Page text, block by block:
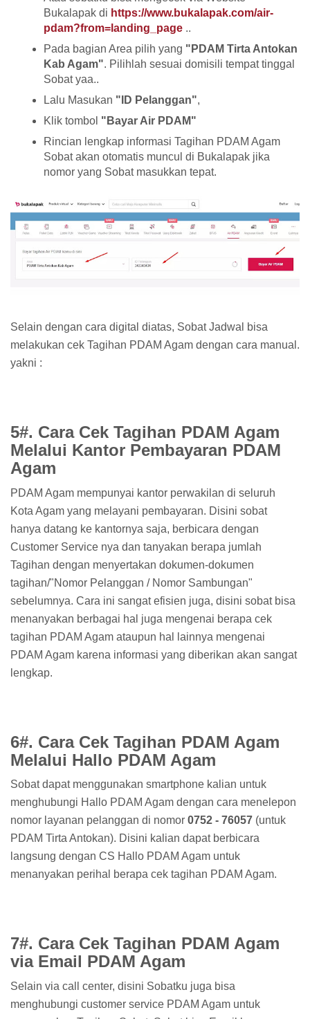
Bukalapak di https://www.bukalapak.com/air-
pdam?from=landing_page ..
Pada bagian Area pilih yang "PDAM Tirta Antokan
Kab Agam". Pilihlah sesuai domisili tempat tinggal
Sobat yaa..
Lalu Masukan "ID Pelanggan",
Klik tombol "Bayar Air PDAM"
Rincian lengkap informasi Tagihan PDAM Agam
Sobat akan otomatis muncul di Bukalapak jika
nomor yang Sobat masukkan tepat.
Selain dengan cara digital diatas, Sobat Jadwal bisa
melakukan cek Tagihan PDAM Agam dengan cara manual.
yakni :
5#. Cara Cek Tagihan PDAM Agam
Melalui Kantor Pembayaran PDAM
Agam
PDAM Agam mempunyai kantor perwakilan di seluruh
Kota Agam yang melayani pembayaran. Disini sobat
hanya datang ke kantornya saja, berbicara dengan
Customer Service nya dan tanyakan berapa jumlah
Tagihan dengan menyertakan dokumen-dokumen
tagihan/"Nomor Pelanggan / Nomor Sambungan"
sebelumnya. Cara ini sangat efisien juga, disini sobat bisa
menanyakan berbagai hal juga mengenai berapa cek
tagihan PDAM Agam ataupun hal lainnya mengenai
PDAM Agam karena informasi yang diberikan akan sangat
lengkap.
6#. Cara Cek Tagihan PDAM Agam
Melalui Hallo PDAM Agam
Sobat dapat menggunakan smartphone kalian untuk
menghubungi Hallo PDAM Agam dengan cara menelepon
nomor layanan pelanggan di nomor 0752 - 76057 (untuk
PDAM Tirta Antokan). Disini kalian dapat berbicara
langsung dengan CS Hallo PDAM Agam untuk
menanyakan perihal berapa cek tagihan PDAM Agam.
7#. Cara Cek Tagihan PDAM Agam
via Email PDAM Agam
Selain via call center, disini Sobatku juga bisa
menghubungi customer service PDAM Agam untuk